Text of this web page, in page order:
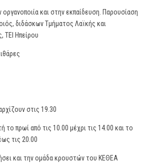
οργανοποιία και στην εκπαίδευση. Παρουσίαση
διδάσκων Τμήματος Λαϊκής και
ΤΕΙ Ηπείρου
στις 19.30
το πρωί από τις 10.00 μέχρι τις 14.00 και το
τις 20.00
και την ομάδα κρουστών του ΚΕΘΕΑ